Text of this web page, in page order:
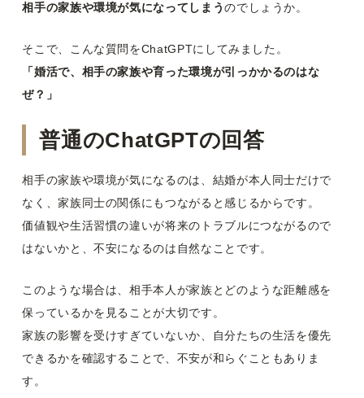
相手の家族や環境が気になってしまうのでしょうか。
そこで、こんな質問をChatGPTにしてみました。
「婚活で、相手の家族や育った環境が引っかかるのはな
ぜ？」
普通のChatGPTの回答
相手の家族や環境が気になるのは、結婚が本人同士だけで
なく、家族同士の関係にもつながると感じるからです。
価値観や生活習慣の違いが将来のトラブルにつながるので
はないかと、不安になるのは自然なことです。
このような場合は、相手本人が家族とどのような距離感を
保っているかを見ることが大切です。
家族の影響を受けすぎていないか、自分たちの生活を優先
できるかを確認することで、不安が和らぐこともありま
す。